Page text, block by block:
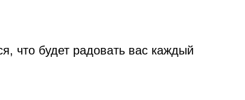
что будет радовать вас каждый